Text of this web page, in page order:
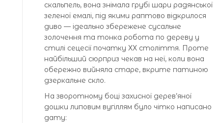
скальпель, вона знімала грубі шари радянської
зеленої емалі, під якими раптово відкрилося
диво — ідеально збережене сусальне
золочення та тонка робота по дереву у
стилі сецесії початку ХХ століття. Проте
найбільший сюрприз чекав на неї, коли вона
обережно вийняла старе, вкрите патиною
дзеркальне скло.
На зворотному боці захисної дерев’яної
дошки липовим вугіллям було чітко написано
дату: